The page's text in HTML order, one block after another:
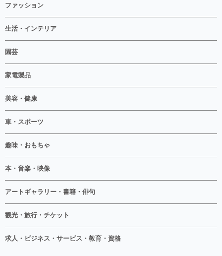
ファッション
生活・インテリア
園芸
家電製品
美容・健康
車・スポーツ
趣味・おもちゃ
本・音楽・映像
アートギャラリー・書籍・俳句
観光・旅行・チケット
求人・ビジネス・サービス・教育・資格